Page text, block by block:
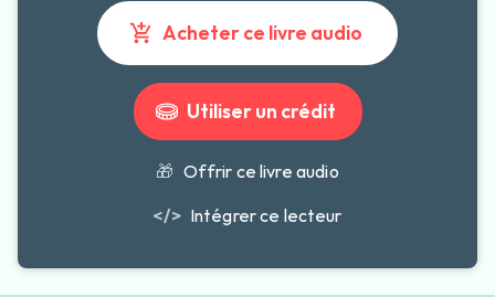
Acheter ce livre audio
Utiliser un crédit
🎁 Offrir ce livre audio
</> Intégrer ce lecteur